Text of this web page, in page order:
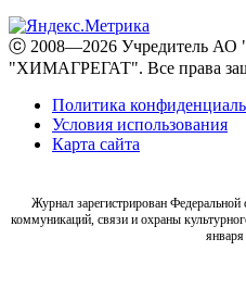
ⓒ 2008—2026 Учредитель АО
"ХИМАГРЕГАТ". Все права
Политика
Условия использования
Карта сайта
Журнал зарегистрирован
коммуникаций, связи и охраны
января